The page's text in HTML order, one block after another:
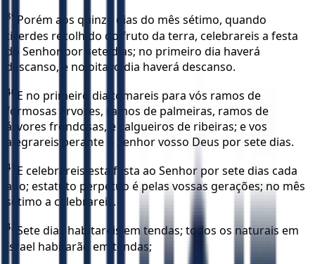
39 Porém aos quinze dias do mês sétimo, quando
tiverdes recolhido do fruto da terra, celebrareis a festa
do Senhor por sete dias; no primeiro dia haverá
descanso, e no oitavo dia haverá descanso.
40 E no primeiro dia tomareis para vós ramos de
formosas árvores, ramos de palmeiras, ramos de
árvores frondosas, e salgueiros de ribeiras; e vos
alegrareis perante o Senhor vosso Deus por sete dias.
41 E celebrareis esta festa ao Senhor por sete dias cada
ano; estatuto perpétuo é pelas vossas gerações; no mês
sétimo a celebrareis.
42 Sete dias habitareis em tendas; todos os naturais em
Israel habitarão em tendas;